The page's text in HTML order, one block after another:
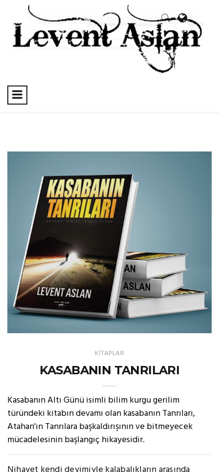
KİTAPLAR
KASABANIN TANRILARI
Kasabanın Altı Günü isimli bilim kurgu gerilim
türündeki kitabın devamı olan kasabanın Tanrıları,
Atahan'ın Tanrılara başkaldırışının ve bitmeyecek
mücadelesinin başlangıç hikayesidir.